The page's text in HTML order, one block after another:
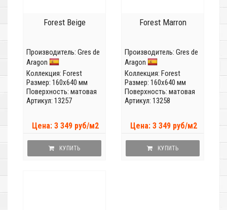
Forest Beige
Производитель: Gres de
Aragon
Коллекция: Forest
Размер: 160x640 мм
Поверхность: матовая
Артикул: 13257
Цена: 3 349 руб/м2
КУПИТЬ
Forest Marron
Производитель: Gres de
Aragon
Коллекция: Forest
Размер: 160x640 мм
Поверхность: матовая
Артикул: 13258
Цена: 3 349 руб/м2
КУПИТЬ